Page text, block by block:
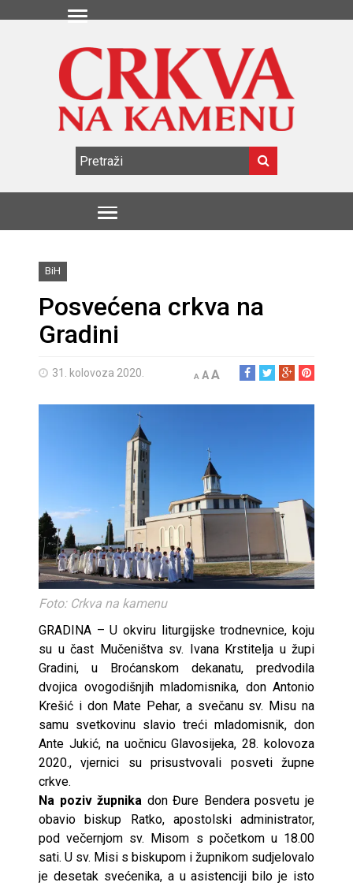
BiH
Posvećena crkva na
Gradini
31. kolovoza 2020. A AA
Foto: Crkva na kamenu
GRADINA – U okviru liturgijske trodnevnice, koju
su u čast Mučeništva sv. Ivana Krstitelja u župi
Gradini, u Broćanskom dekanatu, predvodila
dvojica ovogodišnjih mladomisnika, don Antonio
Krešić i don Mate Pehar, a svečanu sv. Misu na
samu svetkovinu slavio treći mladomisnik, don
Ante Jukić, na uočnicu Glavosijeka, 28. kolovoza
2020., vjernici su prisustvovali posveti župne
crkve.
Na poziv župnika don Đure Bendera posvetu je
obavio biskup Ratko, apostolski administrator,
pod večernjom sv. Misom s početkom u 18.00
sati. U sv. Misi s biskupom i župnikom sudjelovalo
je desetak svećenika, a u asistenciji bilo je isto